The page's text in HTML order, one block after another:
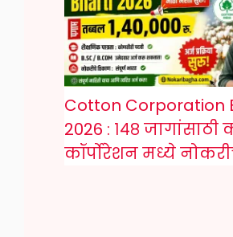
Cotton Corporation
2026 : १४८ जागांसाठी
कॉर्पोरेशन मध्ये